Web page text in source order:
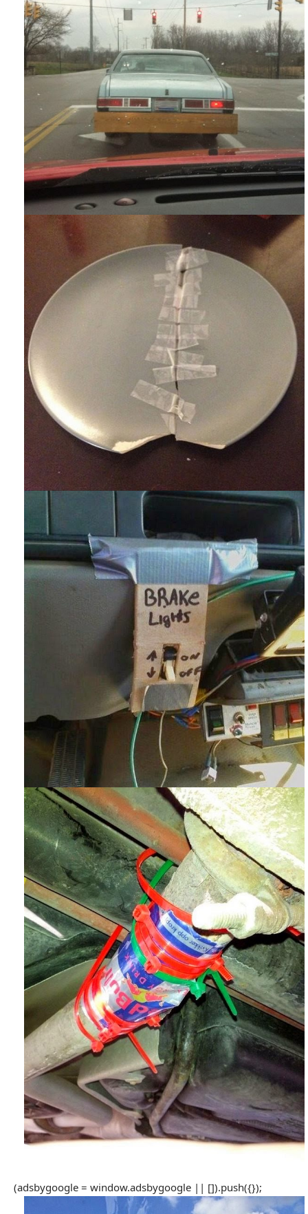
(adsbygoogle = window.adsbygoogle || []).push({});